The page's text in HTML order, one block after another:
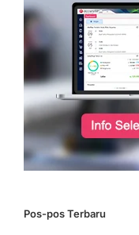
Pos-pos Terbaru